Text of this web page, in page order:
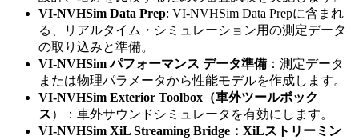
VI-NVHSim Data Prep: VI-NVHSim Data Prepに含まれ
る、リアルタイム・シミュレーション用の測定データ
の取り込みと準備。
VI-NVHSim パフォーマンス データ準備 ：測定データ
または物理パラメータから性能モデルを作成します。
VI-NVHSim Exterior Toolbox（車外ツールボック
ス）：車外サウンドシミュレータを有効にします。
VI-NVHSim XiL Streaming Bridge：XiLストリーミン